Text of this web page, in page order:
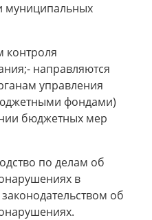
муниципальных
контроля
направляются
управления
фондами)
бюджетных мер
по делам об
в
об